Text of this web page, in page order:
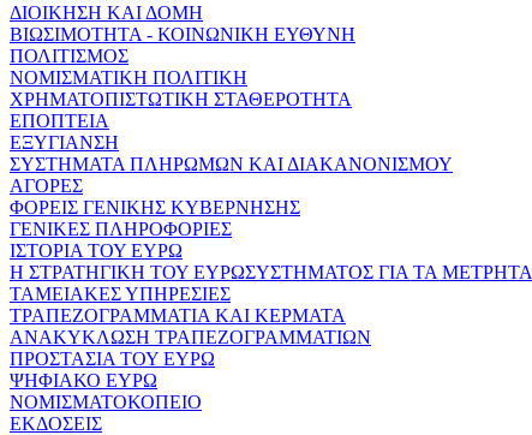
ΔΙΟΙΚΗΣΗ ΚΑΙ ΔΟΜΗ
ΒΙΩΣΙΜΟΤΗΤΑ - ΚΟΙΝΩΝΙΚΗ ΕΥΘΥΝΗ
ΠΟΛΙΤΙΣΜΟΣ
ΝΟΜΙΣΜΑΤΙΚΗ ΠΟΛΙΤΙΚΗ
ΧΡΗΜΑΤΟΠΙΣΤΩΤΙΚΗ ΣΤΑΘΕΡΟΤΗΤΑ
ΕΠΟΠΤΕΙΑ
ΕΞΥΓΙΑΝΣΗ
ΣΥΣΤΗΜΑΤΑ ΠΛΗΡΩΜΩΝ ΚΑΙ ΔΙΑΚΑΝΟΝΙΣΜΟΥ
ΑΓΟΡΕΣ
ΦΟΡΕΙΣ ΓΕΝΙΚΗΣ ΚΥΒΕΡΝΗΣΗΣ
ΓΕΝΙΚΕΣ ΠΛΗΡΟΦΟΡΙΕΣ
ΙΣΤΟΡΙΑ ΤΟΥ ΕΥΡΩ
Η ΣΤΡΑΤΗΓΙΚΗ ΤΟΥ ΕΥΡΩΣΥΣΤΗΜΑΤΟΣ ΓΙΑ ΤΑ ΜΕΤΡΗΤΑ
ΤΑΜΕΙΑΚΕΣ ΥΠΗΡΕΣΙΕΣ
ΤΡΑΠΕΖΟΓΡΑΜΜΑΤΙΑ ΚΑΙ ΚΕΡΜΑΤΑ
ΑΝΑΚΥΚΛΩΣΗ ΤΡΑΠΕΖΟΓΡΑΜΜΑΤΙΩΝ
ΠΡΟΣΤΑΣΙΑ ΤΟΥ ΕΥΡΩ
ΨΗΦΙΑΚΟ ΕΥΡΩ
ΝΟΜΙΣΜΑΤΟΚΟΠΕΙΟ
ΕΚΔΟΣΕΙΣ